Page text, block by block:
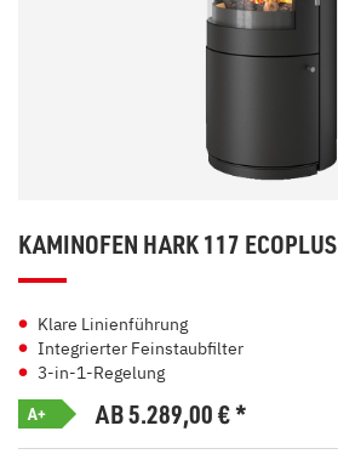
KAMINOFEN HARK 117 ECOPLUS
Klare Linienführung
Integrierter Feinstaubfilter
3-in-1-Regelung
A+ AB 5.289,00€*